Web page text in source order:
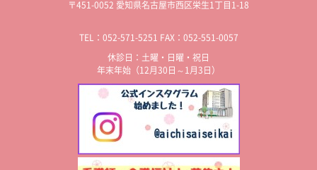
〒451-0052 愛知県名古屋市西区栄生1丁目1-18
TEL：052-571-5251 FAX：052-551-0057
休診日：土曜・日曜・祝日
年末年始（12月30日～1月3日）